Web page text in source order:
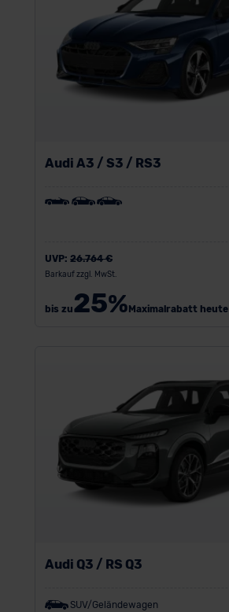
Audi A3 / S3 / RS3
UVP: 26.764 €
Barkauf zzgl. MwSt.
bis zu25%Maximalrabatt heute
Audi Q3 / RS Q3
SUV/Geländewagen